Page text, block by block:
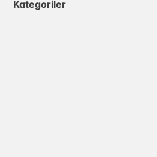
Kategoriler